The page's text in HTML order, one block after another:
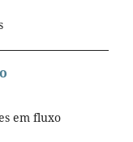
em fluxo